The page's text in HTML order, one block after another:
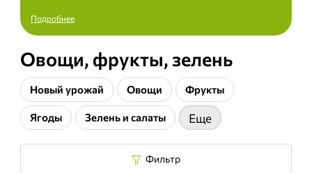
Подробнее
Овощи, фрукты, зелень
Новый урожай Овощи Фрукты
Ягоды Зелень и салаты Еще
Фильтр